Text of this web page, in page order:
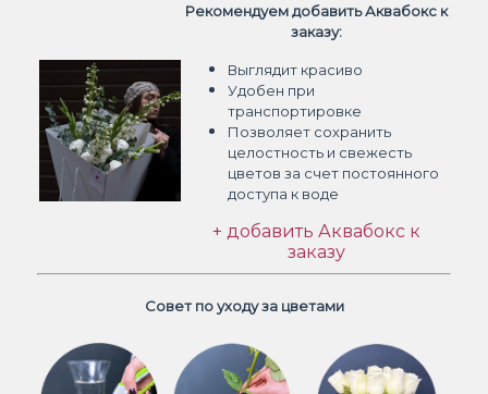
Рекомендуем добавить Аквабокс к
заказу:
Выглядит красиво
Удобен при
транспортировке
Позволяет сохранить
целостность и свежесть
цветов за счет постоянного
доступа к воде
+ добавить Аквабокс к
заказу
Совет по уходу за цветами